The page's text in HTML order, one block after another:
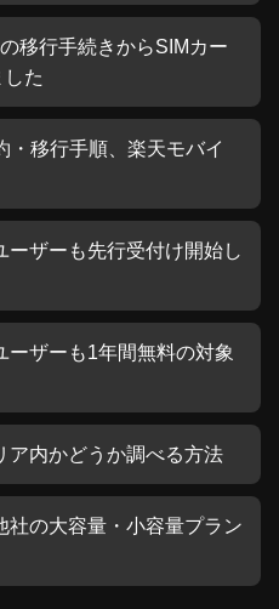
移行手続きからSIMカー
た
・移行手順、楽天モバイ
ーザーも先行受付け開始し
ーザーも1年間無料の対象
ア内かどうか調べる方法
社の大容量・小容量プラン